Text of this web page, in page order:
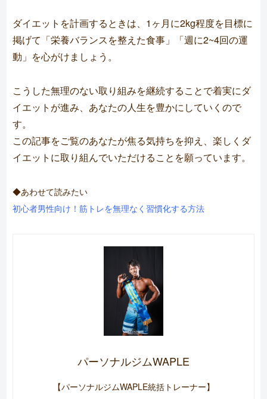
ダイエットを計画するときは、1ヶ月に2kg程度を目標に
掲げて「栄養バランスを整えた食事」「週に2~4回の運
動」を心がけましょう。
こうした無理のない取り組みを継続することで着実にダ
イエットが進み、あなたの人生を豊かにしていくので
す。
この記事をご覧のあなたが焦る気持ちを抑え、楽しくダ
イエットに取り組んでいただけることを願っています。
◆あわせて読みたい
初心者男性向け！筋トレを無理なく習慣化する方法
パーソナルジムWAPLE
【パーソナルジムWAPLE統括トレーナー】